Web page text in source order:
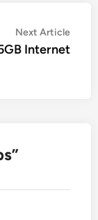
Next ArticleNext
article:
Internet
”